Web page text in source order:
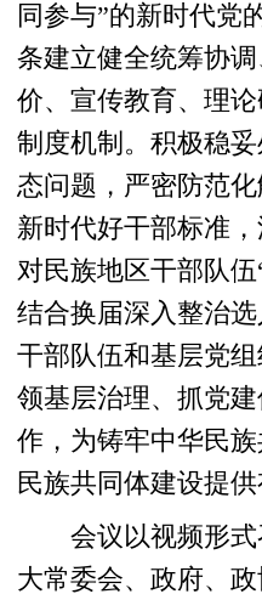
同参与”的新时代党
条建立健全统筹协
价、宣传教育、理
制度机制。积极稳
态问题，严密防范
新时代好干部标准
对民族地区干部队伍
结合换届深入整治
干部队伍和基层党
领基层治理、抓党
作，为铸牢中华民
民族共同体建设提供
会议以视频形式
大常委会、政府、